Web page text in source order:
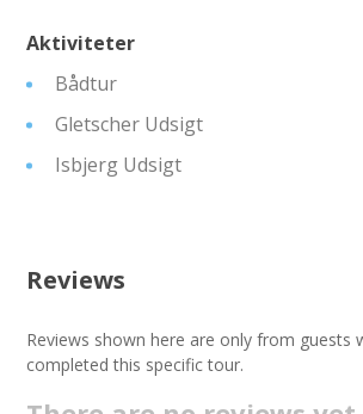
Aktiviteter
Bådtur
Gletscher Udsigt
Isbjerg Udsigt
Reviews
Reviews shown here are only from guests
completed this specific tour.